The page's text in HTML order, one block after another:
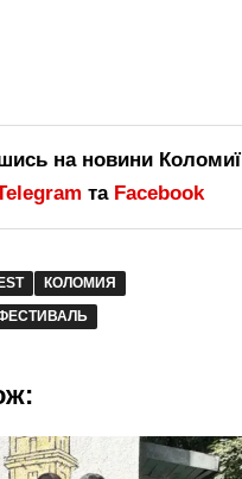
на новини Коломиї
та Facebook
КОЛОМИЯ